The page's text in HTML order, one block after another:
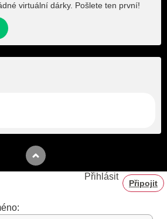
virtuální dárky. Pošlete ten první!
Přihlásit
Připojit